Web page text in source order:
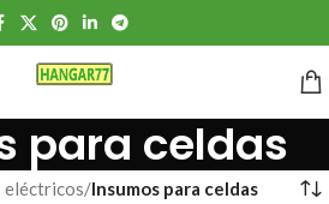
para celdas
/Insumos para celdas